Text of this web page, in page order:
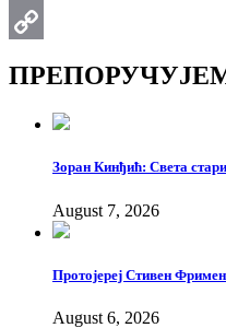
Email
Зоран Кинђић: Света
August 7, 2026
Протојереј Стивен
August 6, 2026